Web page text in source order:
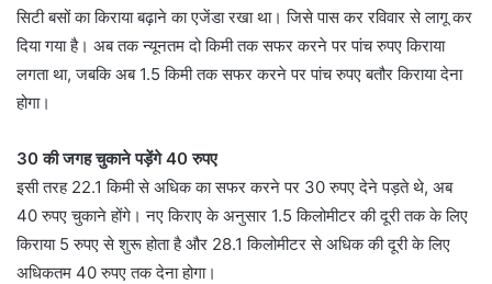
सिटी बसों का किराया बढ़ाने का एजेंडा रखा था। जिसे पास कर रविवार से लागू कर
दिया गया है। अब तक न्यूनतम दो किमी तक सफर करने पर पांच रुपए किराया
लगता था, जबकि अब 1.5 किमी तक सफर करने पर पांच रुपए बतौर किराया देना
होगा।
30 की जगह चुकाने पड़ेंगे 40 रुपए
इसी तरह 22.1 किमी से अधिक का सफर करने पर 30 रुपए देने पड़ते थे, अब
40 रुपए चुकाने होंगे। नए किराए के अनुसार 1.5 किलोमीटर की दूरी तक के लिए
किराया 5 रुपए से शुरू होता है और 28.1 किलोमीटर से अधिक की दूरी के लिए
अधिकतम 40 रुपए तक देना होगा।